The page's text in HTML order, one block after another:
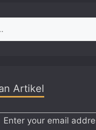
Artikel
Enter your email